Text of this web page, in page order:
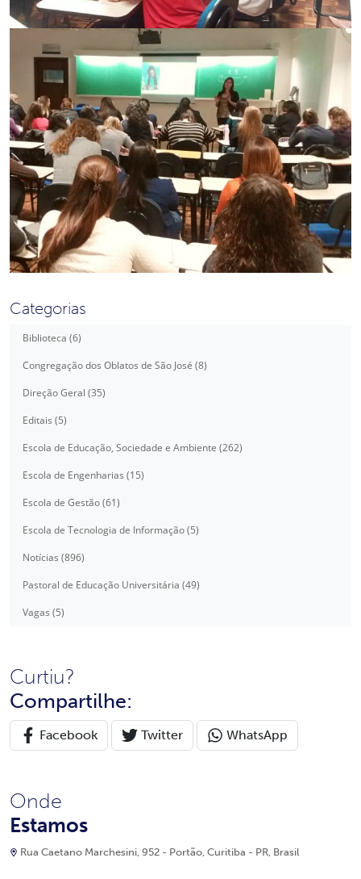
Categorias
Biblioteca (6)
Congregação dos Oblatos de São José (8)
Direção Geral (35)
Editais (5)
Escola de Educação, Sociedade e Ambiente (262)
Escola de Engenharias (15)
Escola de Gestão (61)
Escola de Tecnologia de Informação (5)
Notícias (896)
Pastoral de Educação Universitária (49)
Vagas (5)
Curtiu?
Compartilhe:
Facebook Twitter WhatsApp
Onde
Estamos
Rua Caetano Marchesini, 952 - Portão, Curitiba - PR, Brasil